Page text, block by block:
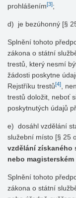
prohlášením[3];
d) je bezúhonný [§
Splnění tohoto
zákona o státní
trestů, který nesmí
žádosti poskytne
Rejstříku trestů[4]
,
trestů doložit, neboť
poskytnutých údajů
e) dosáhl vzdělání
služební místo [§ 25
vzdělání získaného
nebo
Splnění tohoto
zákona o státní